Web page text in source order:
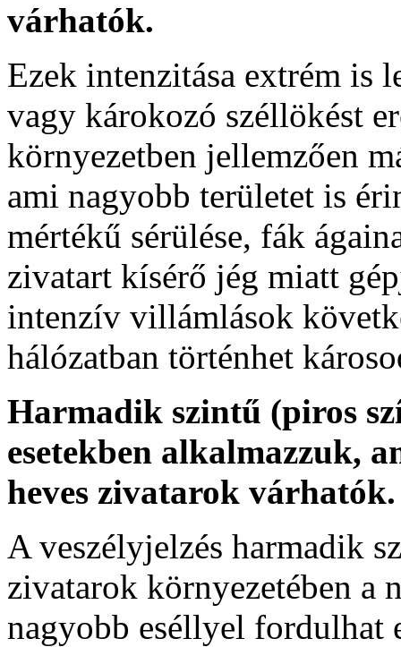
várhatók.
Ezek intenzitása extrém is
vagy károkozó széllökést
környezetben jellemzően
ami nagyobb területet is
mértékű sérülése, fák
zivatart kísérő jég miatt
intenzív villámlások
hálózatban történhet
Harmadik szintű (piros
esetekben alkalmazzuk,
heves zivatarok várhatók.
A veszélyjelzés harmadik
zivatarok környezetében a
nagyobb eséllyel fordulhat